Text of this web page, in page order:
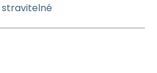
stravitelné